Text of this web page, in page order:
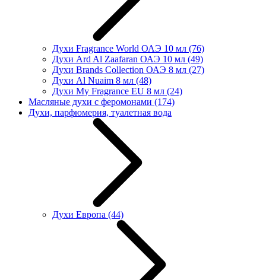
Духи Fragrance World ОАЭ 10 мл (76)
Духи Ard Al Zaafaran ОАЭ 10 мл (49)
Духи Brands Collection ОАЭ 8 мл (27)
Духи Al Nuaim 8 мл (48)
Духи My Fragrance EU 8 мл (24)
Масляные духи с феромонами (174)
Духи, парфюмерия, туалетная вода
Духи Европа (44)